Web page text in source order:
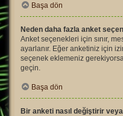
Başa dön
Neden daha fazla anket
Anket seçenekleri için sınır,
ayarlanır. Eğer anketiniz için
seçenek eklemeniz
geçin.
Başa dön
Bir anketi nasıl değiştirir